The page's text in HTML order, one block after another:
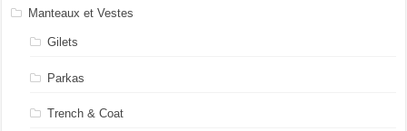
Manteaux et Vestes
Gilets
Parkas
Trench & Coat